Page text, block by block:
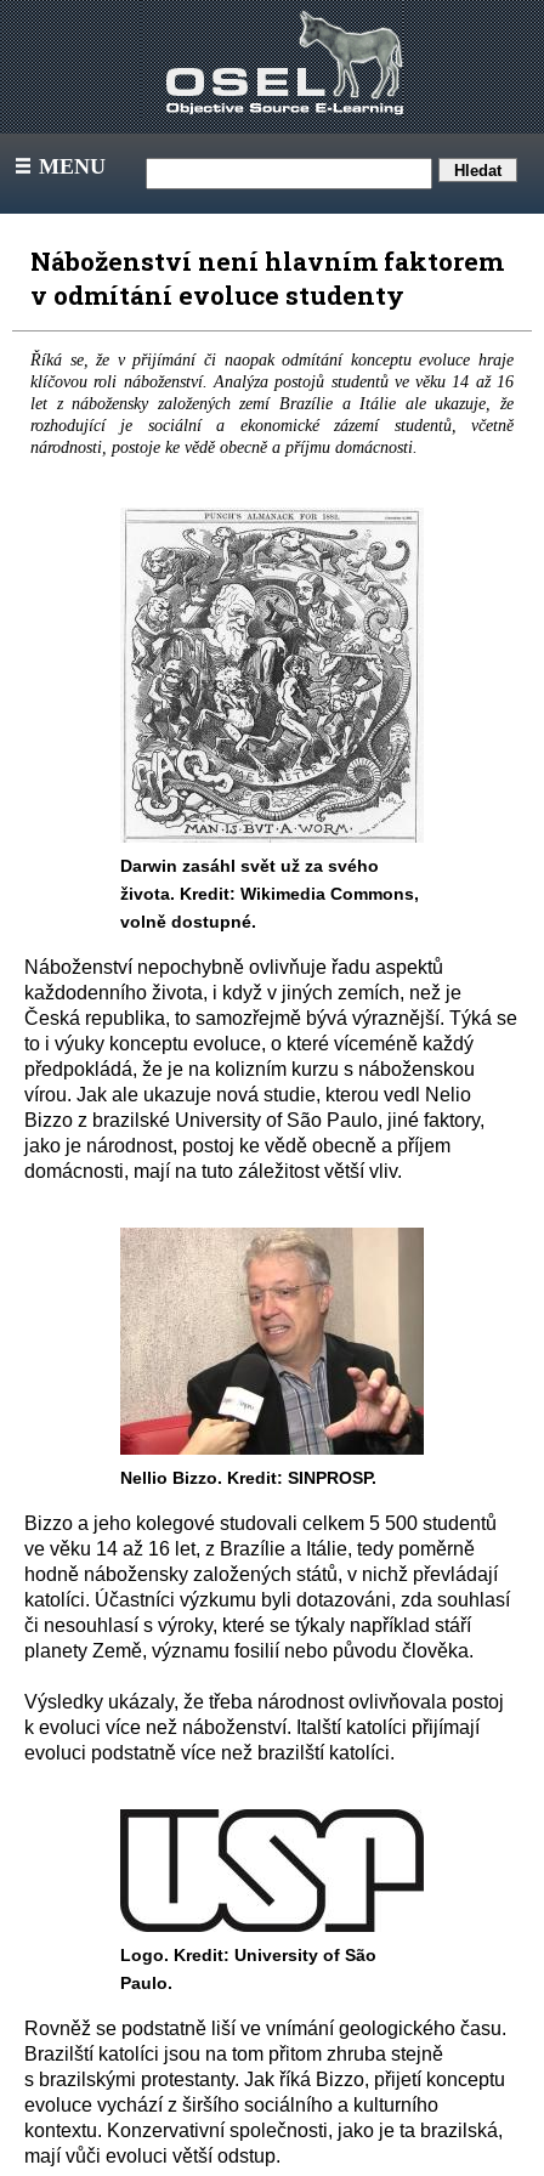
III MENU
Náboženství není hlavním faktorem
v odmítání evoluce studenty
Říká se, že v přijímání či naopak odmítání konceptu evoluce hraje
klíčovou roli náboženství. Analýza postojů studentů ve věku 14 až 16
let z nábožensky založených zemí Brazílie a Itálie ale ukazuje, že
rozhodující je sociální a ekonomické zázemí studentů, včetně
národnosti, postoje ke vědě obecně a příjmu domácnosti.
Darwin zasáhl svět už za svého
života. Kredit: Wikimedia Commons,
volně dostupné.
Náboženství nepochybně ovlivňuje řadu aspektů
každodenního života, i když v jiných zemích, než je
Česká republika, to samozřejmě bývá výraznější. Týká se
to i výuky konceptu evoluce, o které víceméně každý
předpokládá, že je na kolizním kurzu s náboženskou
vírou. Jak ale ukazuje nová studie, kterou vedl Nelio
Bizzo z brazilské University of São Paulo, jiné faktory,
jako je národnost, postoj ke vědě obecně a příjem
domácnosti, mají na tuto záležitost větší vliv.
Nellio Bizzo. Kredit: SINPROSP.
Bizzo a jeho kolegové studovali celkem 5 500 studentů
ve věku 14 až 16 let, z Brazílie a Itálie, tedy poměrně
hodně nábožensky založených států, v nichž převládají
katolíci. Účastníci výzkumu byli dotazováni, zda souhlasí
či nesouhlasí s výroky, které se týkaly například stáří
planety Země, významu fosilií nebo původu člověka.
Výsledky ukázaly, že třeba národnost ovlivňovala postoj
k evoluci více než náboženství. Italští katolíci přijímají
evoluci podstatně více než brazilští katolíci.
Logo. Kredit: University of São
Paulo.
Rovněž se podstatně liší ve vnímání geologického času.
Brazilští katolíci jsou na tom přitom zhruba stejně
s brazilskými protestanty. Jak říká Bizzo, přijetí konceptu
evoluce vychází z širšího sociálního a kulturního
kontextu. Konzervativní společnosti, jako je ta brazilská,
mají vůči evoluci větší odstup.